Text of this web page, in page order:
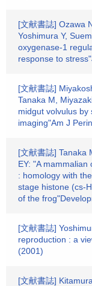
[文献書誌] Ozawa
Yoshimura Y,
oxygenase-1
response to
[文献書誌]
Tanaka M,
midgut volvulus
imaging"Am J
[文献書誌] Tanaka
EY: "A
: homology with
stage histone (cs-
of the
[文献書誌]
reproduction : a
(2001)
[文献書誌]